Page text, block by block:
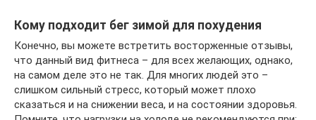
Кому подходит бег зимой для похудения
Конечно, вы можете встретить восторженные отзывы,
что данный вид фитнеса – для всех желающих, однако,
на самом деле это не так. Для многих людей это –
слишком сильный стресс, который может плохо
сказаться и на снижении веса, и на состоянии здоровья.